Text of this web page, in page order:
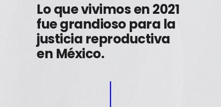
Lo que vivimos en 2021
fue grandioso para la
justicia reproductiva
en México.